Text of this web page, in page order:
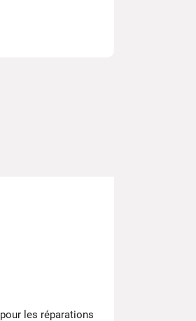
pour les réparations